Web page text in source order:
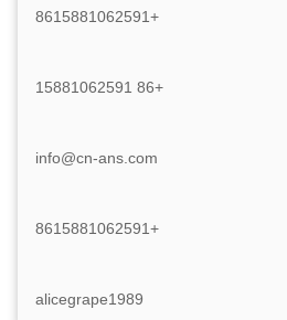
+8615881062591
+86 15881062591
info@cn-ans.com
+8615881062591
alicegrape1989